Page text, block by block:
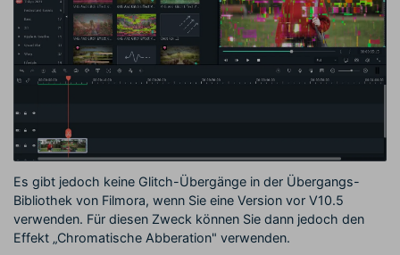
Es gibt jedoch keine Glitch-Übergänge in der Übergangs-
Bibliothek von Filmora, wenn Sie eine Version vor V10.5
verwenden. Für diesen Zweck können Sie dann jedoch den
Effekt „Chromatische Abberation" verwenden.